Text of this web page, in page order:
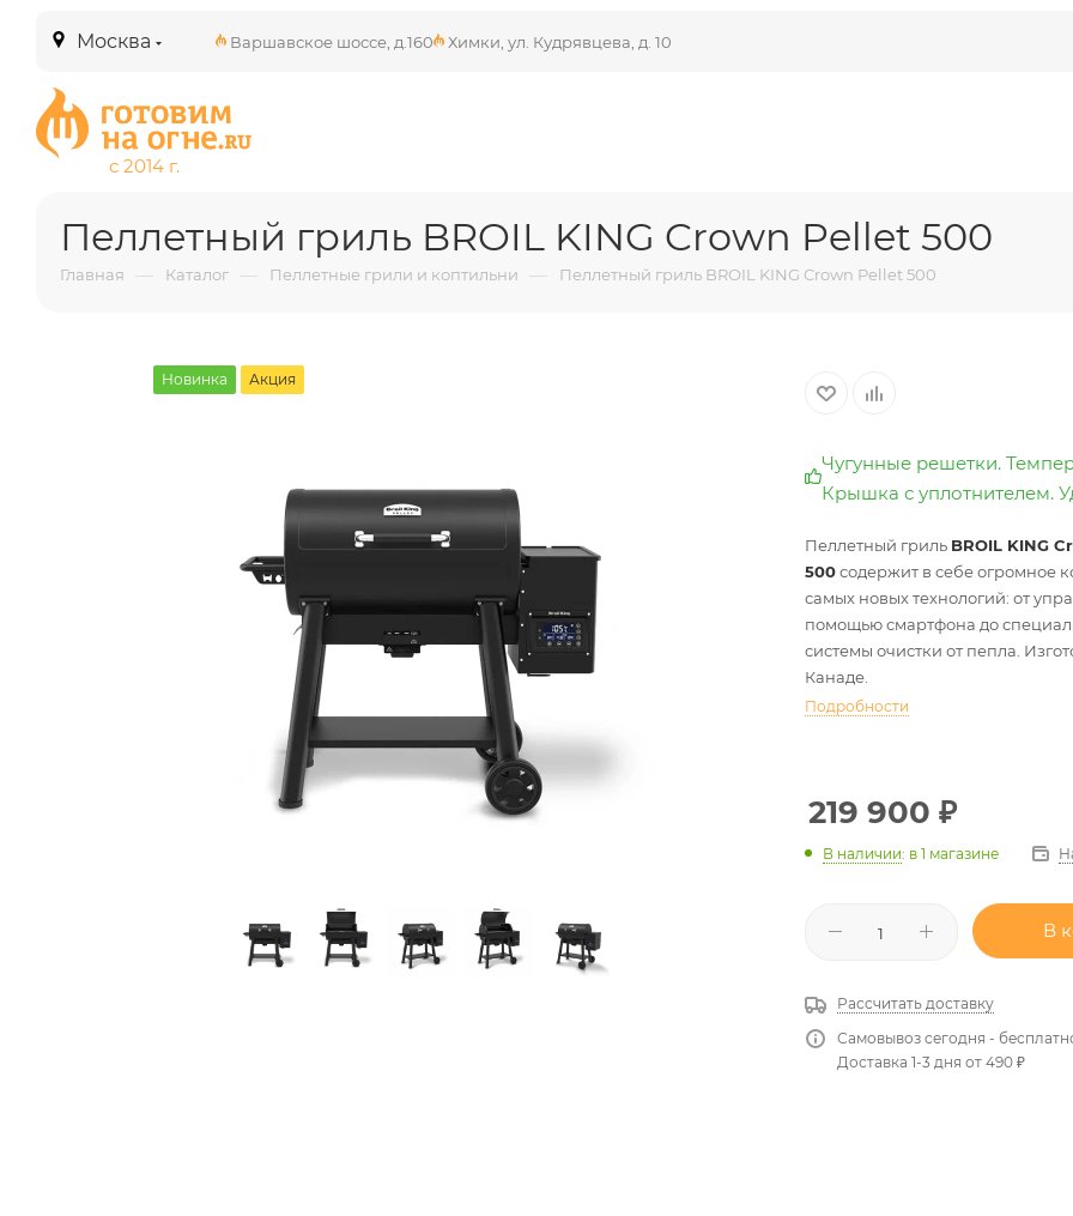
Москва Варшавское шоссе, д.160 Химки, ул. Кудрявцева, д. 10
Пеллетный гриль BROIL KING Crown Pellet 500
Главная — Каталог — Пеллетные грили и коптильни — Пеллетный гриль BROIL KING Crown Pellet 500
Новинка Акция
Чугунные решетки.
Крышка с уплотнителем.
Пеллетный гриль BROIL KING
500содержит в себе огромное
самых новых технологий: от
помощью смартфона до
системы очистки от пепла.
Канаде.
Подробности
219 900 ₽
В наличии: в 1 магазине
В
Рассчитать доставку
Самовывоз сегодня -
Доставка 1-3 дня от 490 ₽